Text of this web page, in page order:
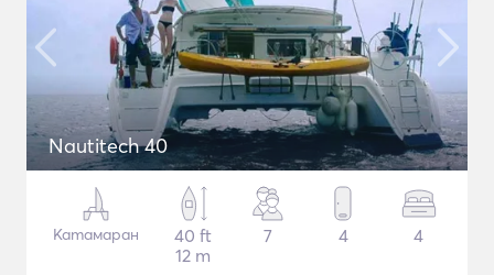
Nautitech 40
Катамаран
40 ft
12 m
7 4 4